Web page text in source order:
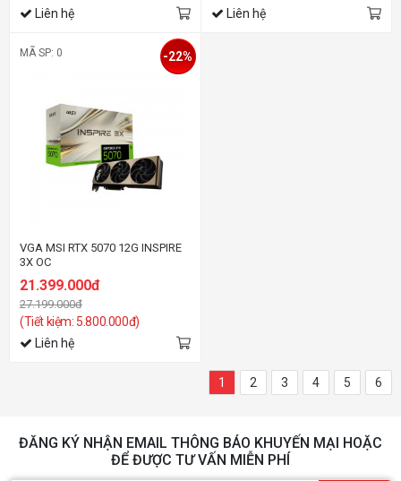
Liên hệ Liên hệ
MÃ SP: 0
VGA MSI RTX 5070 12G INSPIRE
3X OC
21.399.000đ
27.199.000đ
(Tiết kiệm: 5.800.000đ)
-22%
Liên hệ
1 2 3 4 5 6
ĐĂNG KÝ NHẬN EMAIL THÔNG BÁO KHUYẾN MẠI HOẶC
ĐỂ ĐƯỢC TƯ VẤN MIỄN PHÍ